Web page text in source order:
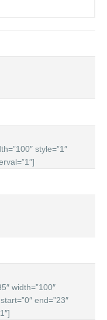
style=”1″
width=”100″
end=”23″